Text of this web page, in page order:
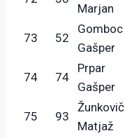
Marjan
73 52
Gomboc
Gašper
74 74
Prpar
Gašper
75 93
Žunkovič
Matjaž